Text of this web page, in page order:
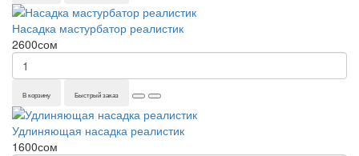
Насадка мастурбатор реалистик
2600сом
В корзину Быстрый заказ
Удлиняющая насадка реалистик
1600сом